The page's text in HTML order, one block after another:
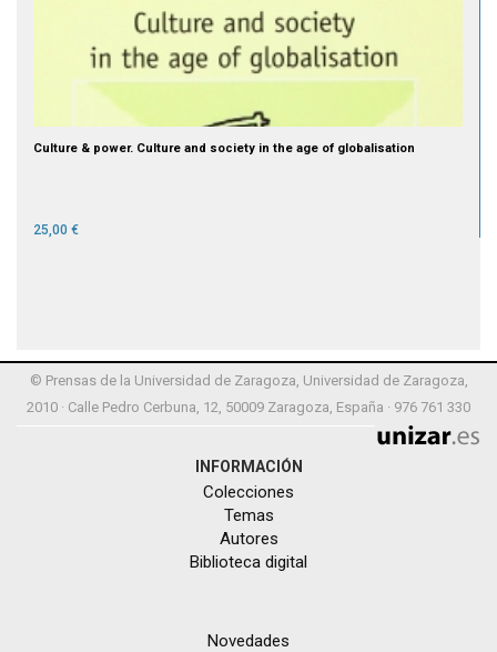
Culture & power. Culture and society in the age of globalisation
25,00 €
© Prensas de la Universidad de Zaragoza, Universidad de Zaragoza,
2010 · Calle Pedro Cerbuna, 12, 50009 Zaragoza, España · 976 761 330
INFORMACIÓN
Colecciones
Temas
Autores
Biblioteca digital
Novedades